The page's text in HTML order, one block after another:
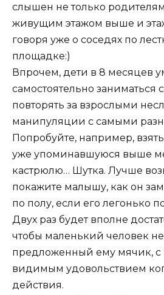
слышен не только
живущим этажом выше и
говоря уже о соседях по
площадке:)
Впрочем, дети в 8 месяцев
самостоятельно заниматься
повторять за взрослыми
манипуляции с самыми
Попробуйте, например,
уже упоминавшуюся выше
кастрюлю… Шутка. Лучше
покажите малышу, как он
по полу, если его легонько
Двух раз будет вполне
чтобы маленький человек
предложенный ему мячик, с
видимым удовольствием
действия.